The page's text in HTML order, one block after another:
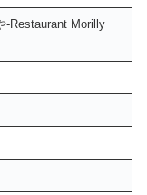
-Restaurant Morilly